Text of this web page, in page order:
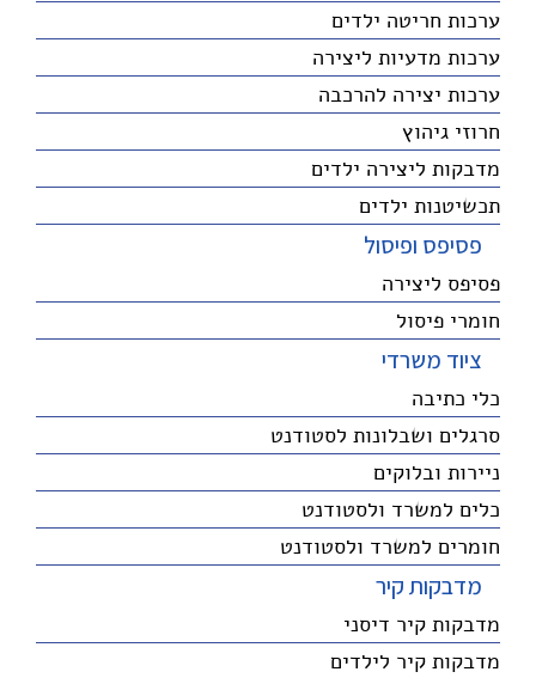
ערכות חריטה ילדים
ערכות מדעיות ליצירה
ערכות יצירה להרכבה
חרוזי גיהוץ
מדבקות ליצירה ילדים
תכשיטנות ילדים
פסיפס ופיסול
פסיפס ליצירה
חומרי פיסול
ציוד משרדי
כלי כתיבה
סרגלים ושבלונות לסטודנט
ניירות ובלוקים
כלים למשרד ולסטודנט
חומרים למשרד ולסטודנט
מדבקות קיר
מדבקות קיר דיסני
מדבקות קיר לילדים